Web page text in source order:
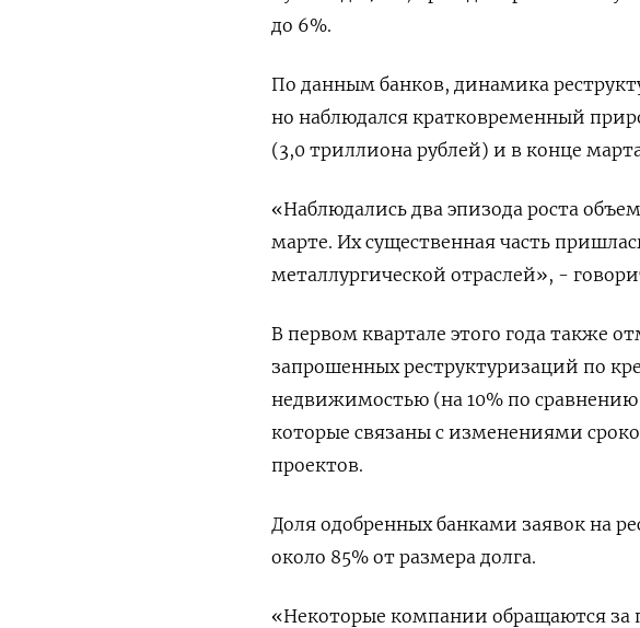
до 6%.
По данным банков, динамика
но наблюдался кратковременный
(3,0 триллиона рублей) и в конце
«Наблюдались два эпизода роста
марте. Их существенная ​часть
металлургической отраслей», -
В первом квартале этого года также
запрошенных реструктуризаций по
недвижимостью (на 10% по
которые связаны с изменениями
проектов.
Доля одобренных банками заявок на
около 85% от размера долга.
«Некоторые компании обращаются